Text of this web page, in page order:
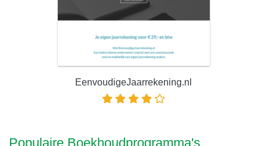
EenvoudigeJaarrekening.nl
Populaire Boekhoudprogramma's